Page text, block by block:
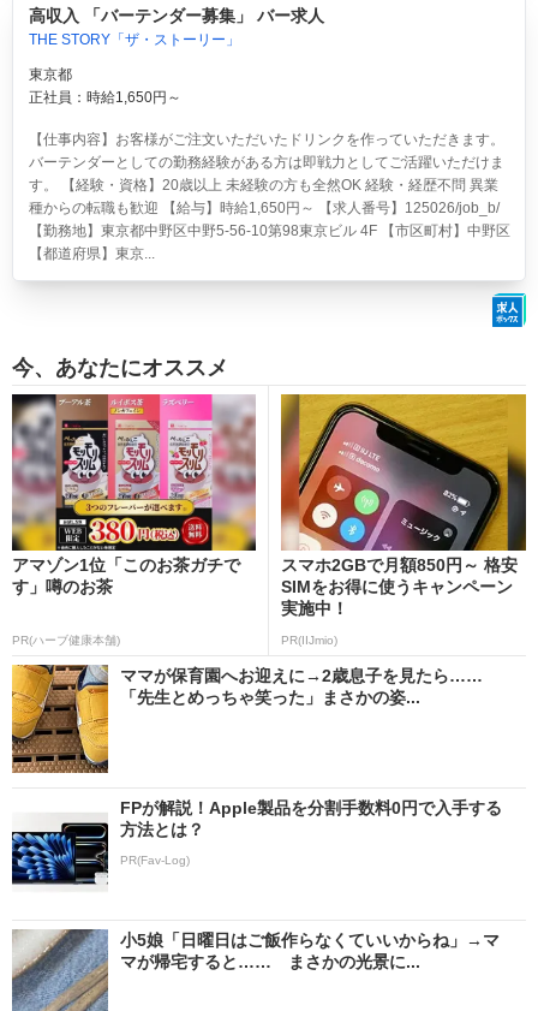
高収入 「バーテンダー募集」 バー求人
THE STORY「ザ・ストーリー」
東京都
正社員：時給1,650円～
【仕事内容】お客様がご注文いただいたドリンクを作っていただきます。
バーテンダーとしての勤務経験がある方は即戦力としてご活躍いただけま
す。 【経験・資格】20歳以上 未経験の方も全然OK 経験・経歴不問 異業
種からの転職も歓迎 【給与】時給1,650円～ 【求人番号】125026/job_b/
【勤務地】東京都中野区中野5-56-10第98東京ビル 4F 【市区町村】中野区
【都道府県】東京...
今、あなたにオススメ
アマゾン1位「このお茶ガチで
す」噂のお茶
PR(ハーブ健康本舗)
スマホ2GBで月額850円～ 格安
SIMをお得に使うキャンペーン
実施中！
PR(IIJmio)
ママが保育園へお迎えに→2歳息子を見たら……
「先生とめっちゃ笑った」まさかの姿...
FPが解説！Apple製品を分割手数料0円で入手する
方法とは？
PR(Fav-Log)
小5娘「日曜日はご飯作らなくていいからね」→マ
マが帰宅すると…… まさかの光景に...